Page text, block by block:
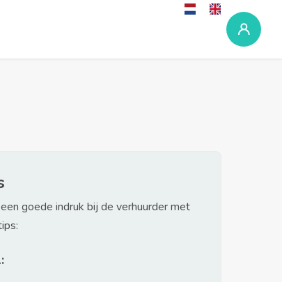
goede indruk bij de verhuurder met